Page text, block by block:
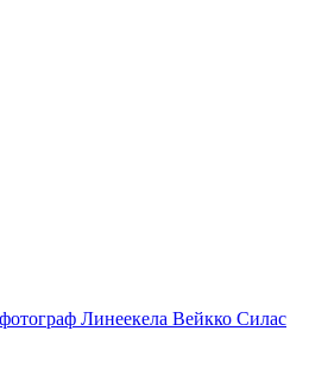
Линеекела Вейкко Силас